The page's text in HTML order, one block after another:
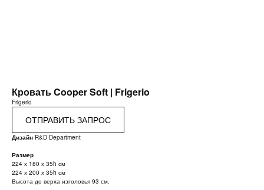
Кровать Cooper Soft | Frigerio
Frigerio
ОТПРАВИТЬ ЗАПРОС
Дизайн R&D Department
Размер
224 х 180 х 35h см
224 х 200 х 35h см
Высота до верха изголовья 93 см.